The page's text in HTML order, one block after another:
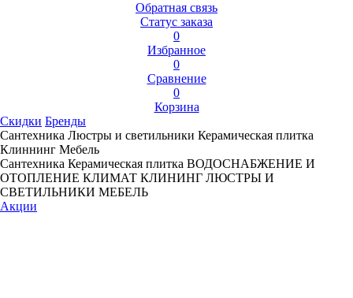
Обратная связь
Статус заказа
0
Избранное
0
Сравнение
0
Корзина
Скидки Бренды
Сантехника Люстры и светильники Керамическая плитка
Клиннинг Мебель
Сантехника Керамическая плитка ВОДОСНАБЖЕНИЕ И
ОТОПЛЕНИЕ КЛИМАТ КЛИНИНГ ЛЮСТРЫ И
СВЕТИЛЬНИКИ МЕБЕЛЬ
Акции